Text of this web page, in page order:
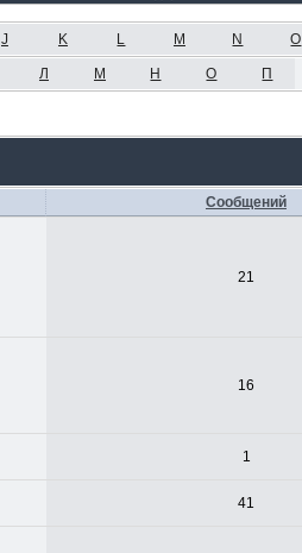
J K L M N O
Л М Н О П
Сообщений
21
16
1
41